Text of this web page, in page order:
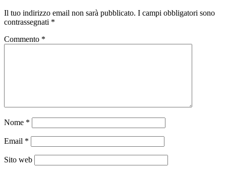
Il tuo indirizzo email non sarà pubblicato. I campi obbligatori sono
contrassegnati *
Commento *
Nome *
Email *
Sito web